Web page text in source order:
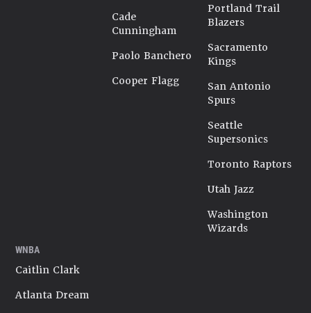
Cade
Cunningham
Paolo Banchero
Cooper Flagg
Portland Trail
Blazers
Sacramento
Kings
San Antonio
Spurs
Seattle
Supersonics
Toronto Raptors
Utah Jazz
Washington
Wizards
WNBA
Caitlin Clark
Atlanta Dream